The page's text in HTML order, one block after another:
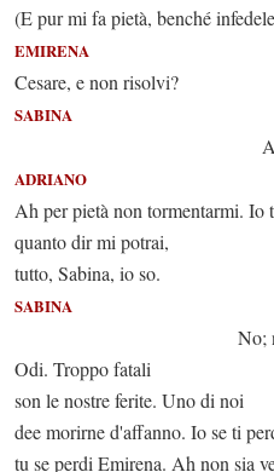
(E pur mi fa pietà, benché
EMIRENA
Cesare, e non risolvi?
SABINA
Augusto
ADRIANO
Ah per pietà non tormentarmi. Io
quanto dir mi potrai,
tutto, Sabina, io so.
SABINA
No; non lo
Odi. Troppo fatali
son le nostre ferite. Uno di noi
dee morirne d'affanno. Io se ti
tu se perdi Emirena. Ah non sia